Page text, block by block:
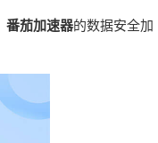
番茄加速器的数据安全加